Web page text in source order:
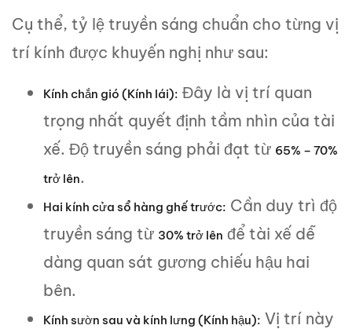
Cụ thể, tỷ lệ truyền sáng chuẩn cho từng vị
trí kính được khuyến nghị như sau:
Kính chắn gió (Kính lái): Đây là vị trí quan
trọng nhất quyết định tầm nhìn của tài
xế. Độ truyền sáng phải đạt từ 65% – 70%
trở lên.
Hai kính cửa sổ hàng ghế trước: Cần duy trì độ
truyền sáng từ 30% trở lên để tài xế dễ
dàng quan sát gương chiếu hậu hai
bên.
Kính sườn sau và kính lưng (Kính hậu): Vị trí này